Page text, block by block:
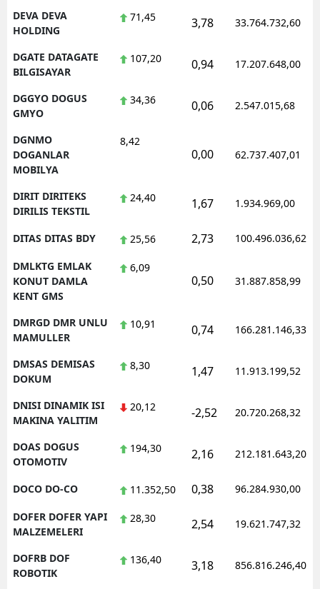
DEVA DEVA
HOLDING
71,45 3,78 33.764.732,60
DGATE DATAGATE
BILGISAYAR
107,20 0,94 17.207.648,00
DGGYO DOGUS
GMYO
34,36 0,06 2.547.015,68
DGNMO
DOGANLAR
MOBILYA
8,42
0,00 62.737.407,01
DIRIT DIRITEKS
DIRILIS TEKSTIL
24,40 1,67 1.934.969,00
DITAS DITAS BDY 25,56 2,73 100.496.036,62
DMLKTG EMLAK
KONUT DAMLA
KENT GMS
6,09
0,50 31.887.858,99
DMRGD DMR UNLU
MAMULLER
10,91 0,74 166.281.146,33
DMSAS DEMISAS
DOKUM
8,30 1,47 11.913.199,52
DNISI DINAMIK ISI
MAKINA YALITIM
20,12 -2,52 20.720.268,32
DOAS DOGUS
OTOMOTIV
194,30 2,16 212.181.643,20
DOCO DO-CO 11.352,50 0,38 96.284.930,00
DOFER DOFER YAPI
MALZEMELERI
28,30 2,54 19.621.747,32
DOFRB DOF
ROBOTIK
136,40 3,18 856.816.246,40